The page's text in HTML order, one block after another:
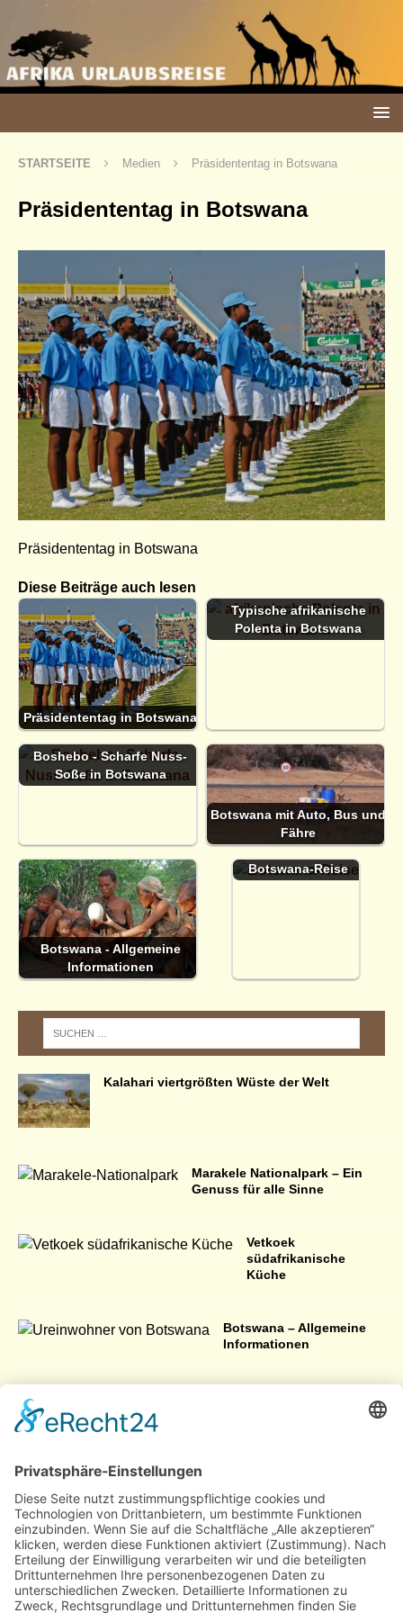
STARTSEITE Medien Präsidententag in Botswana
Präsidententag in Botswana
Präsidententag in Botswana
Diese Beiträge auch lesen
Präsidententag in Botswana
Typische afrikanische
Polenta in Botswana
Boshebo - Scharfe Nuss-
Soße in Botswana
Botswana mit Auto, Bus und
Fähre
Botswana - Allgemeine
Informationen
Dokumente für eine
Botswana-Reise
Kalahari viertgrößten Wüste der Welt
Marakele Nationalpark – Ein
Genuss für alle Sinne
Vetkoek
südafrikanische
Küche
Botswana – Allgemeine
Informationen
Namibia – Land,
Menschen, Wetter &
Kultur
Das Bier in Südafrika